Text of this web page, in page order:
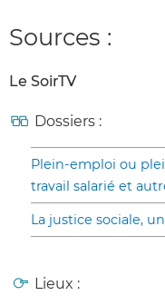
Sources :
Le SoirTV
Dossiers :
Plein-emploi ou
travail salarié et
La justice sociale,
Lieux :